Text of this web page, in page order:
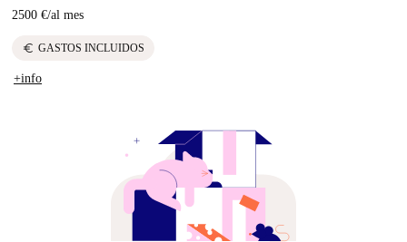
2500 €/al mes
euro GASTOS INCLUIDOS
+info